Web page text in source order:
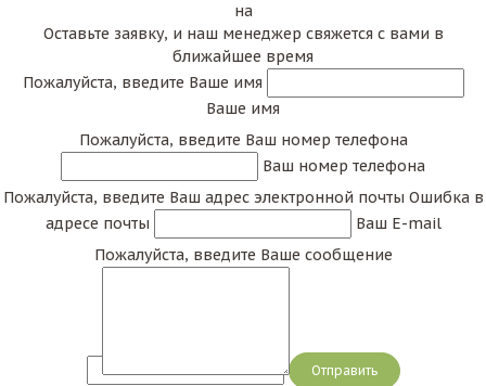
на
Оставьте заявку, и наш менеджер свяжется с вами в
ближайшее время
Пожалуйста, введите Ваше имя
Ваше имя
Пожалуйста, введите Ваш номер телефона
Ваш номер телефона
Пожалуйста, введите Ваш адрес электронной почты Ошибка в
адресе почты
Ваш E-mail
Пожалуйста, введите Ваше сообщение
Сообщение